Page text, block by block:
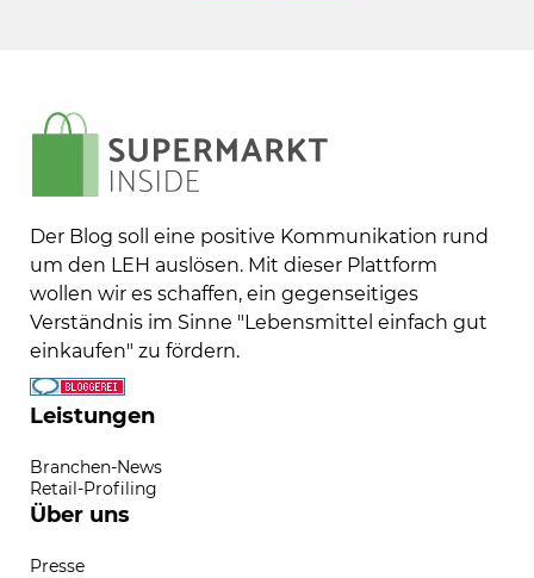
Der Blog soll eine positive Kommunikation rund
um den LEH auslösen. Mit dieser Plattform
wollen wir es schaffen, ein gegenseitiges
Verständnis im Sinne "Lebensmittel einfach gut
einkaufen" zu fördern.
Leistungen
Branchen-News
Retail-Profiling
Über uns
Presse